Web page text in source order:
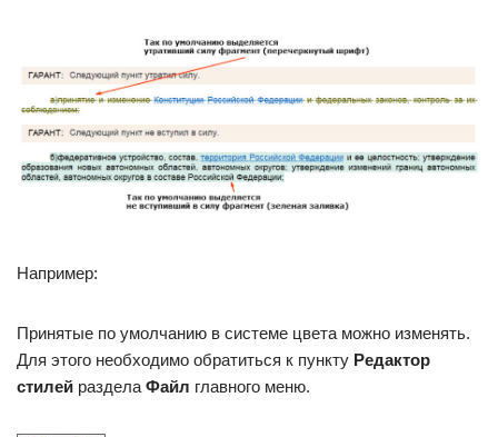
Например:
Принятые по умолчанию в системе цвета можно изменять.
Для этого необходимо обратиться к пункту Редактор
стилей раздела Файл главного меню.